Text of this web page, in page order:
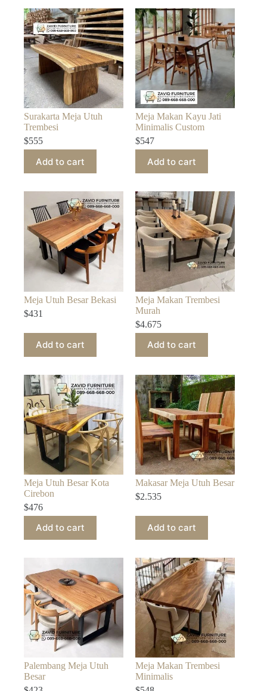
Surakarta Meja Utuh
Trembesi
$555
Add to cart
Meja Makan Kayu Jati
Minimalis Custom
$547
Add to cart
Meja Utuh Besar Bekasi
$431
Add to cart
Meja Makan Trembesi
Murah
$4.675
Add to cart
Meja Utuh Besar Kota
Cirebon
$476
Add to cart
Makasar Meja Utuh Besar
$2.535
Add to cart
Palembang Meja Utuh
Besar
Meja Makan Trembesi
Minimalis